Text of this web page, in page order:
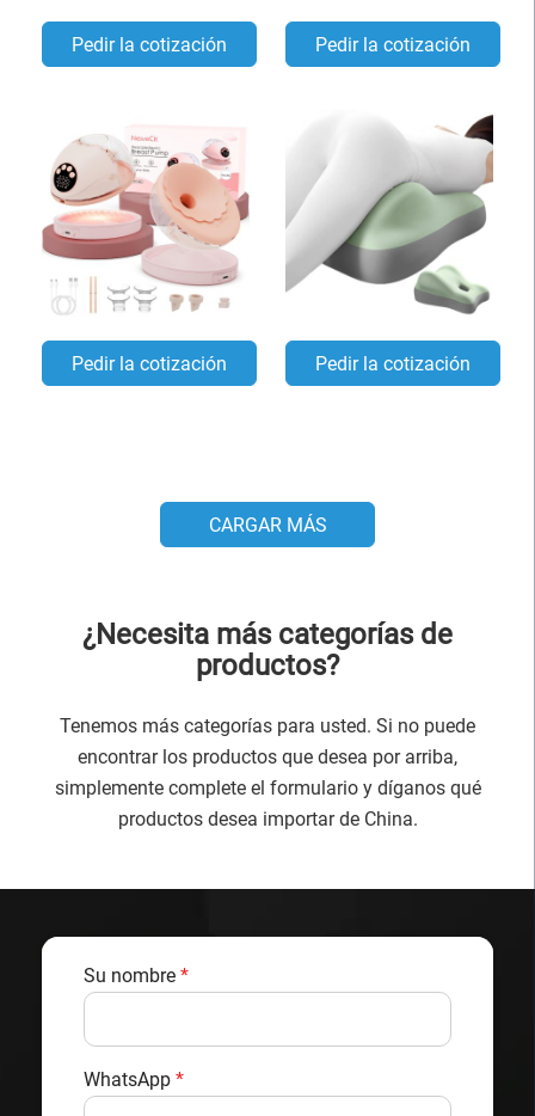
Pedir la cotización Pedir la cotización
Pedir la cotización Pedir la cotización
CARGAR MÁS
¿Necesita más categorías de
productos?
Tenemos más categorías para usted. Si no puede
encontrar los productos que desea por arriba,
simplemente complete el formulario y díganos qué
productos desea importar de China.
Su nombre *
WhatsApp *